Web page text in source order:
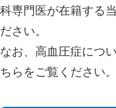
科専門医が在籍する
ださい。
なお、高血圧症につ
ちら をご覧ください。